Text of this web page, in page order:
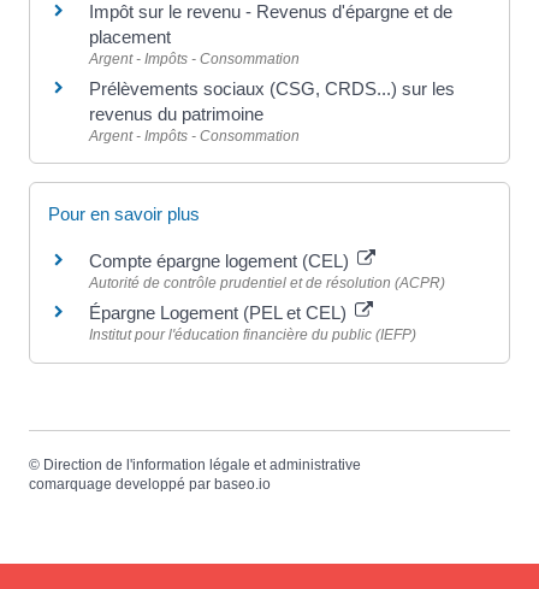
Impôt sur le revenu - Revenus d'épargne et de
placement
Argent - Impôts - Consommation
Prélèvements sociaux (CSG, CRDS...) sur les
revenus du patrimoine
Argent - Impôts - Consommation
Pour en savoir plus
Compte épargne logement (CEL)
Autorité de contrôle prudentiel et de résolution (ACPR)
Épargne Logement (PEL et CEL)
Institut pour l'éducation financière du public (IEFP)
© Direction de l'information légale et administrative
comarquage developpé par baseo.io